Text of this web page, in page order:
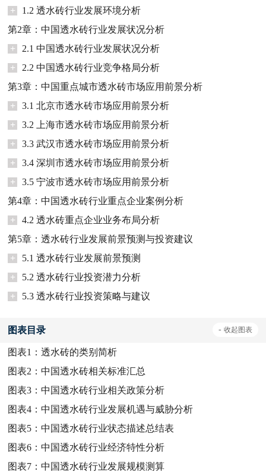
+
1.2 透水砖行业发展环境分析
第2章：中国透水砖行业发展状况分析
+
2.1 中国透水砖行业发展状况分析
+
2.2 中国透水砖行业竞争格局分析
第3章：中国重点城市透水砖市场应用前景分析
+
3.1 北京市透水砖市场应用前景分析
+
3.2 上海市透水砖市场应用前景分析
+
3.3 武汉市透水砖市场应用前景分析
+
3.4 深圳市透水砖市场应用前景分析
+
3.5 宁波市透水砖市场应用前景分析
第4章：中国透水砖行业重点企业案例分析
+
4.2 透水砖重点企业业务布局分析
第5章：透水砖行业发展前景预测与投资建议
+
5.1 透水砖行业发展前景预测
+
5.2 透水砖行业投资潜力分析
+
5.3 透水砖行业投资策略与建议
图表目录 - 收起图表
图表1：透水砖的类别简析
图表2：中国透水砖相关标准汇总
图表3：中国透水砖行业相关政策分析
图表4：中国透水砖行业发展机遇与威胁分析
图表5：中国透水砖行业状态描述总结表
图表6：中国透水砖行业经济特性分析
图表7：中国透水砖行业发展规模测算